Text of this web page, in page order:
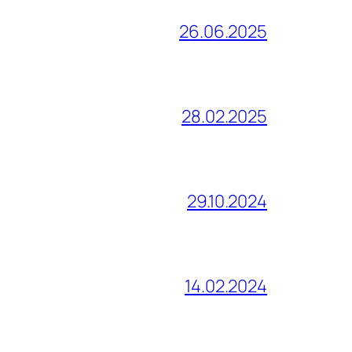
26.06.2025
28.02.2025
29.10.2024
14.02.2024